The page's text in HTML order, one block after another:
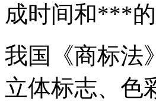
成时间和***
我国《商标法
立体标志、色